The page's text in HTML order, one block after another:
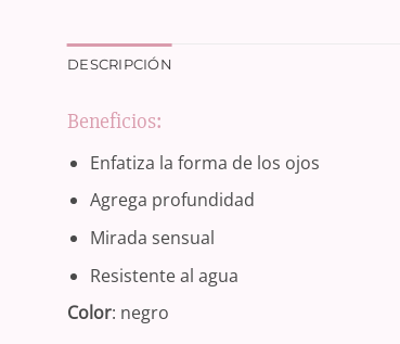
DESCRIPCIÓN
Beneficios:
Enfatiza la forma de los ojos
Agrega profundidad
Mirada sensual
Resistente al agua
Color: negro